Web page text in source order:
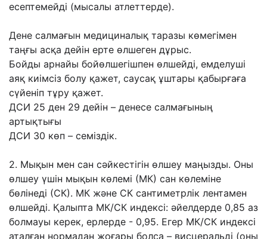
есептемейді (мысалы атлеттерде).
Дене салмағын медициналық таразы көмегімен
таңғы асқа дейін ерте өлшеген дұрыс.
Бойды арнайы бойөлшегішпен өлшейді, емделуші
аяқ киімсіз болу қажет, саусақ ұштары қабырғаға
сүйеніп тұру қажет.
ДСИ 25 ден 29 дейін – денесе салмағының
артықтығы
ДСИ 30 көп – семіздік.
2. Мықын мен сан сəйкестігін өлшеу маңызды. Оны
өлшеу үшін мықын көлемі (МК) сан көлеміне
бөлінеді (СК). МК жəне СК сантиметрлік лентамен
өлшейді. Қалыпта МК/СК индексі: əйелдерде 0,85 аз
болмауы керек, ерлерде - 0,95. Егер МК/СК индексі
аталған нормадан жоғары болса – висцеральді (оны